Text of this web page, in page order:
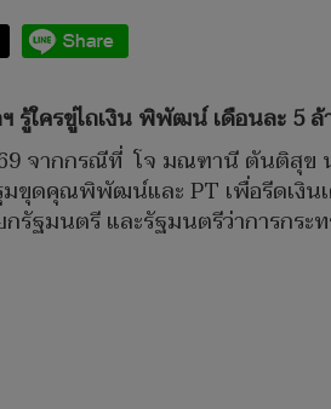
รู้ใครขู่ไถเงิน พิพัฒน์ เดือนละ 5
จากกรณีที่ โจ มณฑานี ตันติสุข
ขุดคุณพิพัฒน์และ PT เพื่อรีดเงิ
ฐมนตรี และรัฐมนตรีว่าการกระ